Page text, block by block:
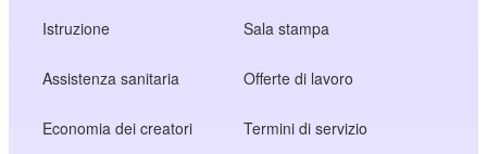
Istruzione
Assistenza sanitaria
Economia dei creatori
Sala stampa
Offerte di lavoro
Termini di servizio